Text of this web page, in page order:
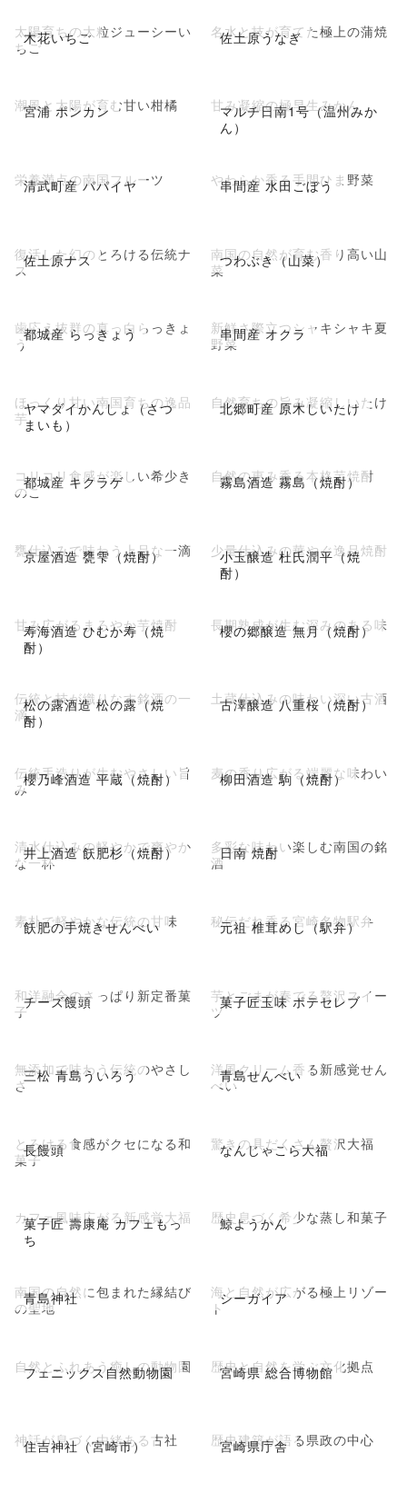
木花いちご
太陽育ちの大粒ジューシーい
ちご
佐土原うなぎ
名水と技が育てた極上の蒲焼
宮浦 ポンカン
潮風と太陽が育む甘い柑橘
マルチ日南1号（温州みか
ん）
甘み凝縮の極早生みかん
清武町産 パパイヤ
栄養満点の南国フルーツ 串間産 水田ごぼう
やわらか香る手間ひま野菜
佐土原ナス
復活した幻のとろける伝統ナ
ス
つわぶき（山菜）
南国の自然が育む香り高い山
菜
都城産 らっきょう
歯応え抜群の真っ白らっきょ
う
串間産 オクラ
新鮮さ際立つシャキシャキ夏
野菜
ヤマダイかんしょ（さつ
まいも）
ほっくり甘い南国育ちの逸品
芋
北郷町産 原木しいたけ
自然育ちの旨み凝縮しいたけ
都城産 キクラゲ
コリコリ食感が楽しい希少き
のこ
霧島酒造 霧島（焼酎）
自然の恵み香る本格芋焼酎
京屋酒造 甕雫（焼酎）
甕仕込みで味わう上品な一滴
小玉醸造 杜氏潤平（焼
酎）
少量仕込みの華やぐ逸品焼酎
寿海酒造 ひむか寿（焼
酎）
甘み広がるまろやか芋焼酎 櫻の郷醸造 無月（焼酎）
長期熟成が生む深みのある味
松の露酒造 松の露（焼
酎）
伝統と技が織りなす銘酒の一
滴
古澤醸造 八重桜（焼酎）
土蔵仕込みの味わい深い古酒
櫻乃峰酒造 平蔵（焼酎）
伝統手造りが生むやさしい旨
み
柳田酒造 駒（焼酎）
麦の香り広がる端麗な味わい
井上酒造 飫肥杉（焼酎）
清水仕込みの軽やかで爽やか
な一杯
日南 焼酎
多彩な味わい楽しむ南国の銘
酒
飫肥の手焼きせんべい
素朴で軽やかな伝統の甘味 元祖 椎茸めし（駅弁）
秘伝だれ香る宮崎名物駅弁
チーズ饅頭
和洋融合のさっぱり新定番菓
子
菓子匠玉味 ポテセレブ
芋とごまが奏でる贅沢スイー
ツ
三松 青島ういろう
無添加で味わう伝統のやさし
さ
青島せんべい
洋風クリーム香る新感覚せん
べい
長饅頭
とろける食感がクセになる和
菓子
なんじゃこら大福
驚きの具だくさん贅沢大福
菓子匠 壽康庵 カフェもっ
ち
カフェ風味広がる新感覚大福 鯨ようかん
歴史息づく希少な蒸し和菓子
青島神社
南国の自然に包まれた縁結び
の聖地
シーガイア
海と自然が広がる極上リゾー
ト
フェニックス自然動物園
自然とふれあう癒しの動物園 宮崎県 総合博物館
歴史と自然を学ぶ文化拠点
住吉神社（宮崎市）
神話が息づく由緒ある古社 宮崎県庁舎
歴史建築が語る県政の中心